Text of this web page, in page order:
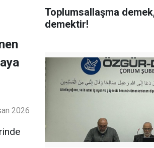
2026
Toplumsallaşma
demektir!